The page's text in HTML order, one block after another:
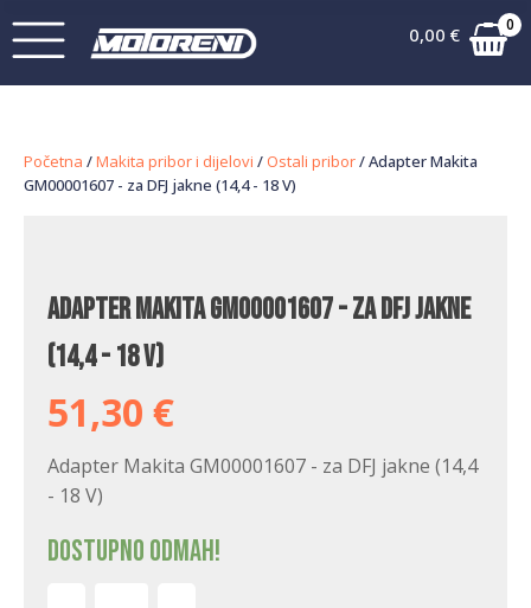
0,00 € 0
Početna /Makita pribor i dijelovi / Ostali pribor/ Adapter Makita
GM00001607 - za DFJ jakne (14,4 - 18 V)
Adapter Makita GM00001607 - za DFJ jakne
(14,4 - 18 V)
51,30 €
Adapter Makita GM00001607 - za DFJ jakne (14,4
- 18 V)
Dostupno odmah!